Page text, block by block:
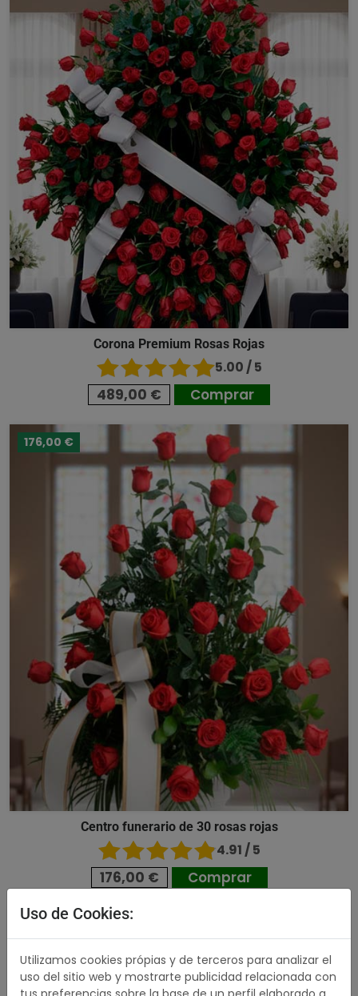
Corona Premium Rosas Rojas
5.00 / 5
489,00 € Comprar
176,00 €
Centro funerario de 30 rosas rojas
4.91 / 5
176,00 € Comprar
489,00 €
Uso de Cookies:
Utilizamos cookies própias y de terceros para analizar el
uso del sitio web y mostrarte publicidad relacionada con